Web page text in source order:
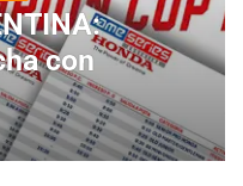
con